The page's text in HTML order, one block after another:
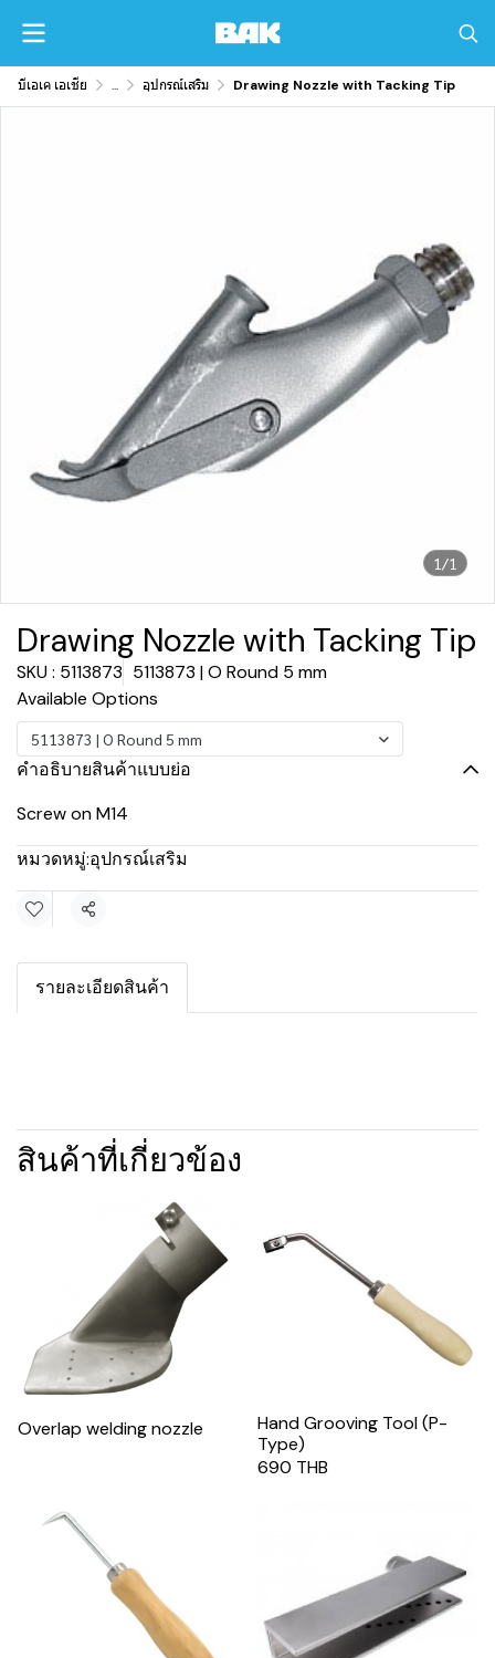
บีเอเค เอเชีย ... อุปกรณ์เสริม Drawing Nozzle with Tacking Tip
1/1
Drawing Nozzle with Tacking Tip
SKU : 5113873 5113873 | O Round 5 mm
Available Options
5113873 | O Round 5 mm
คำอธิบายสินค้าแบบย่อ
Screw on M14
หมวดหมู่:อุปกรณ์เสริม
แชร์
รายละเอียดสินค้า
สินค้าที่เกี่ยวข้อง
Overlap welding nozzle
Hand Grooving Tool (P-
Type)
690 THB